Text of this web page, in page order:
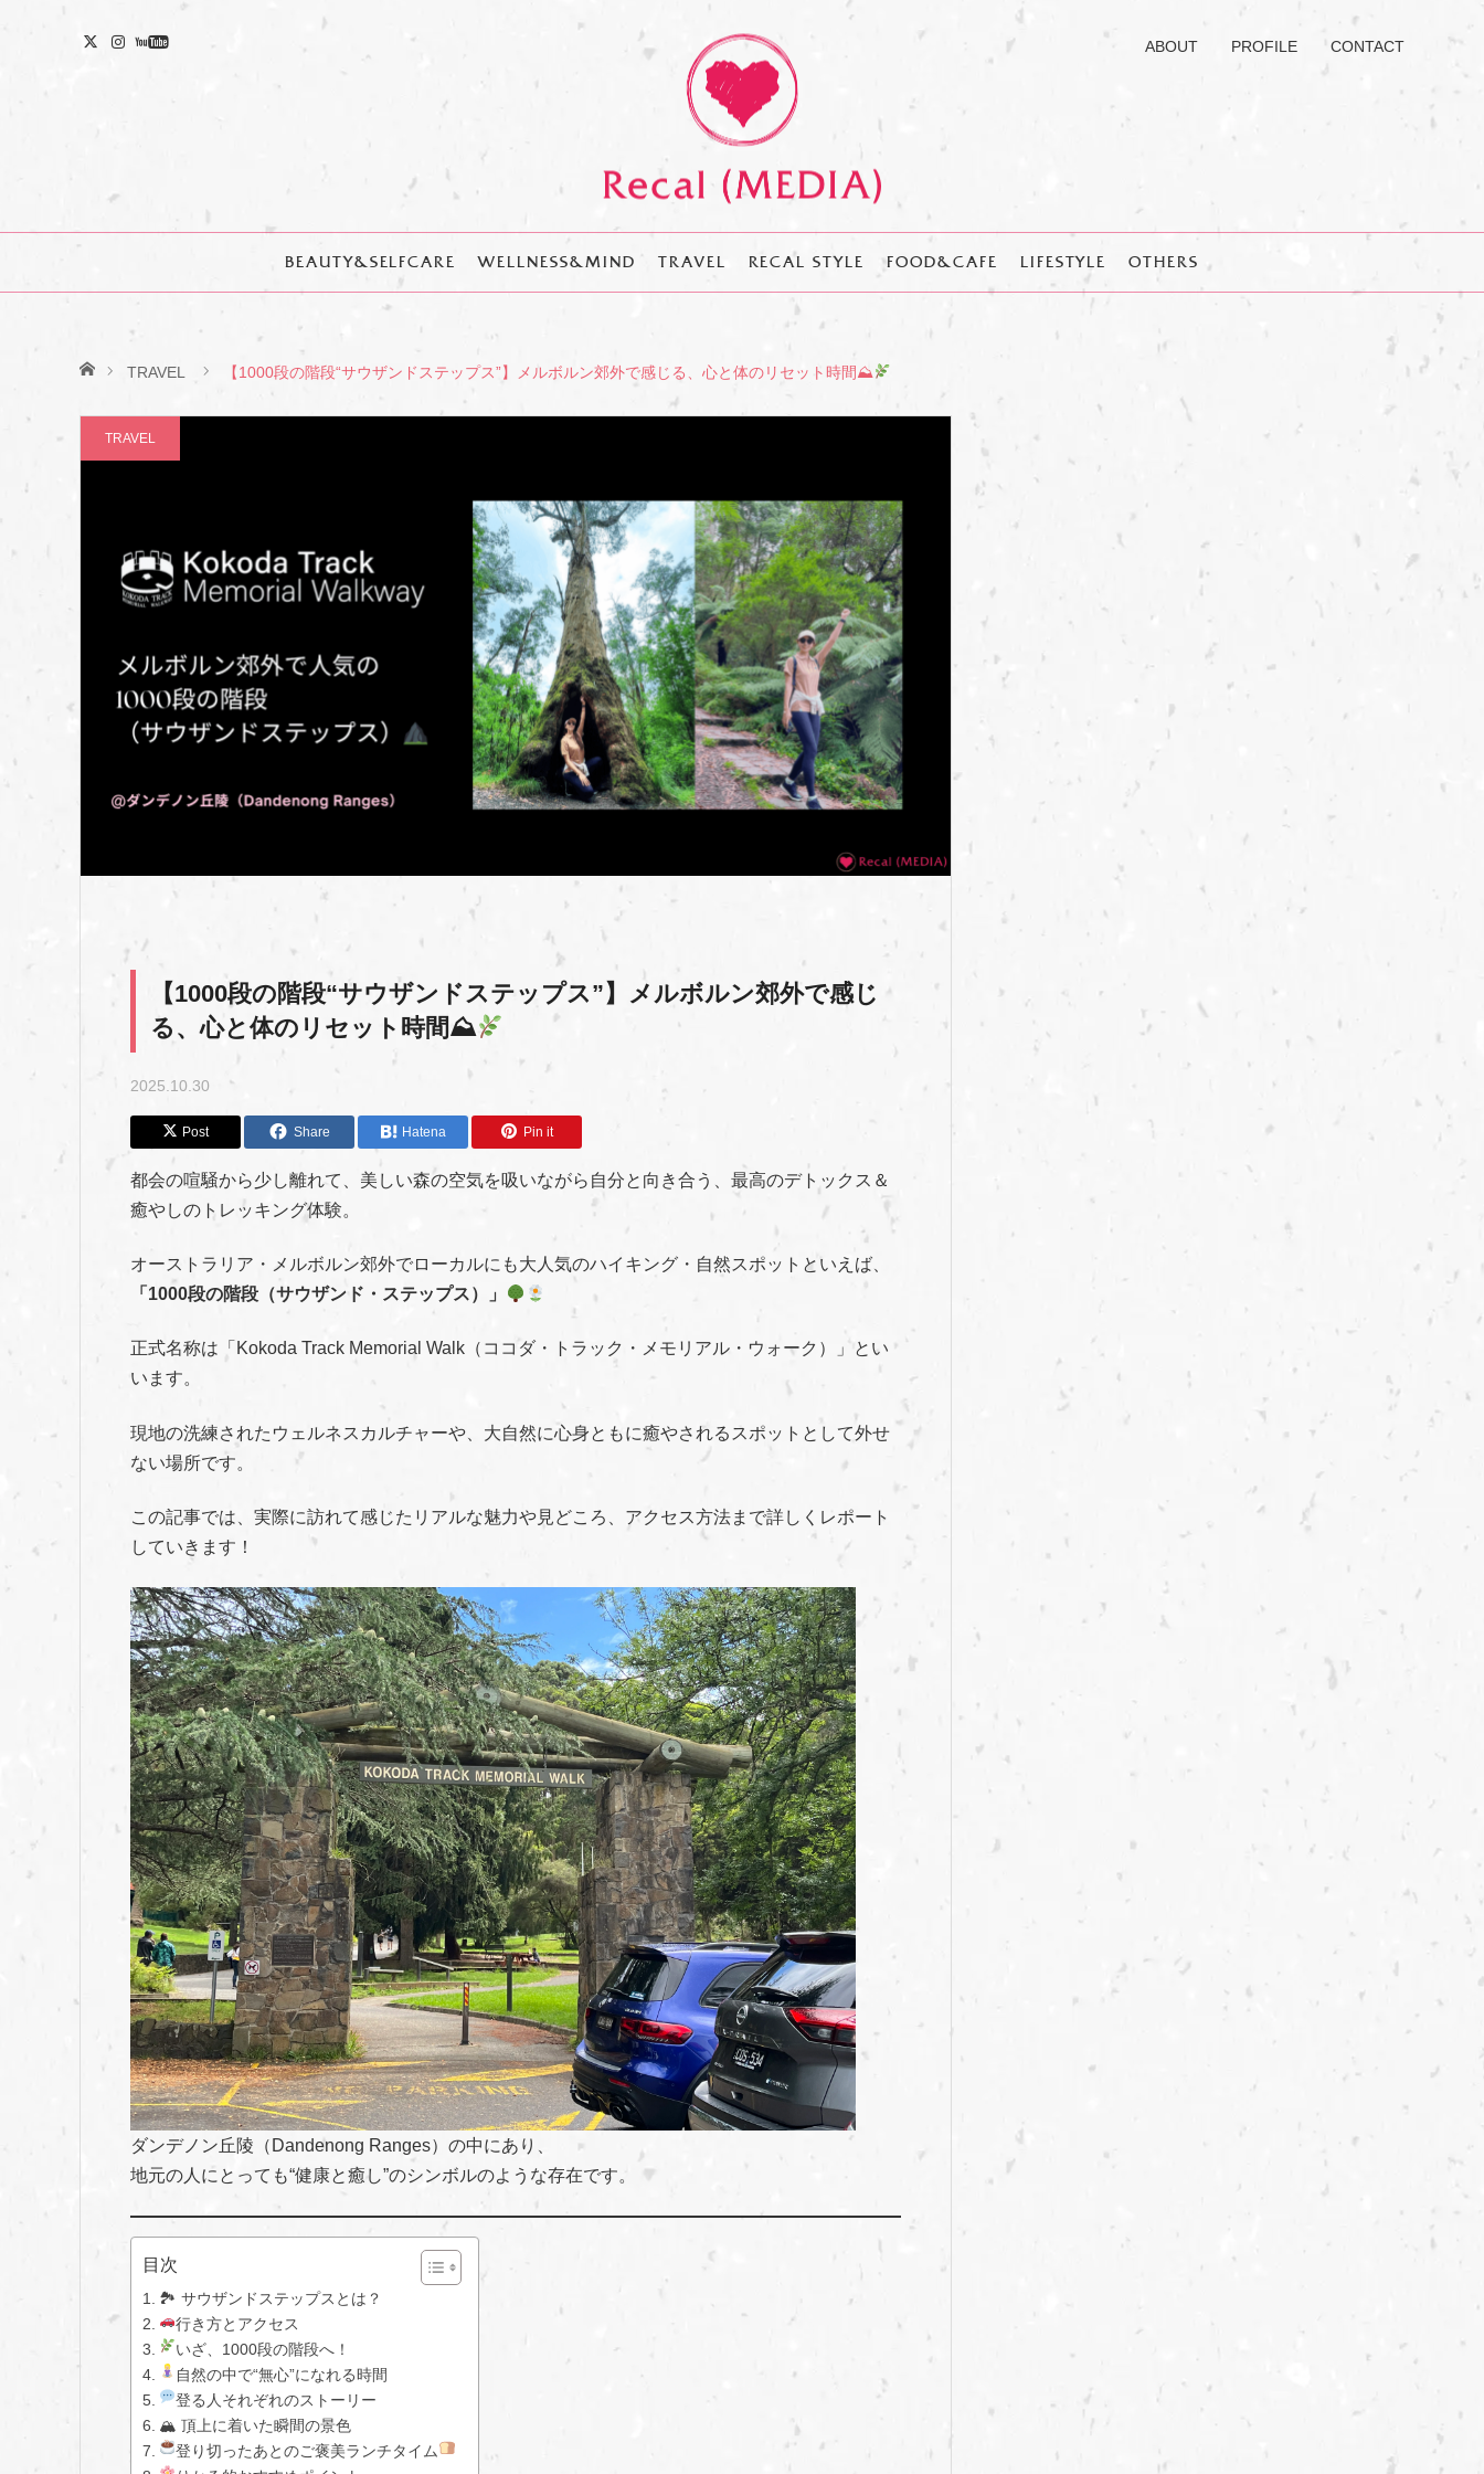
BEAUTY&SELFCARE WELLNESS&MIND TRAVEL RECAL STYLE FOOD&CAFE LIFESTYLE OTHERS
ABOUT PROFILE CONTACT
ホームTRAVEL 【1000段の階段“サウザンドステップス”】メルボルン郊外で感じる、心と体のリセット時間⛰
TRAVEL
【1000段の階段“サウザンドステップス”】メルボルン郊外で感じ
る、心と体のリセット時間⛰
2025.10.30
Post Share Hatena Pin it
都会の喧騒から少し離れて、美しい森の空気を吸いながら自分と向き合う、最高のデトックス＆
癒やしのトレッキング体験。
オーストラリア・メルボルン郊外でローカルにも大人気のハイキング・自然スポットといえば、
「1000段の階段（サウザンド・ステップス）」
正式名称は「Kokoda Track Memorial Walk（ココダ・トラック・メモリアル・ウォーク）」とい
います。
現地の洗練されたウェルネスカルチャーや、大自然に心身ともに癒やされるスポットとして外せ
ない場所です。
この記事では、実際に訪れて感じたリアルな魅力や見どころ、アクセス方法まで詳しくレポート
していきます！
ダンデノン丘陵（Dandenong Ranges）の中にあり、
地元の人にとっても“健康と癒し”のシンボルのような存在です。
目次
🏞 サウザンドステップスとは？
行き方とアクセス
いざ、1000段の階段へ！
自然の中で“無心”になれる時間
登る人それぞれのストーリー
🏔 頂上に着いた瞬間の景色
登り切ったあとのご褒美ランチタイム